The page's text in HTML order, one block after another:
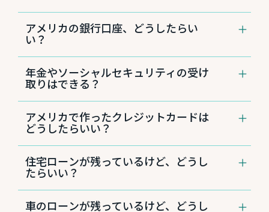
アメリカの銀行口座、どうしたらい
い？
す。
アメリカの銀行口座を維持することは、日本の
銀行にはない多くのメリットがあります。ただ
し、居住国とは異なる法制度が適用されること
さまご自身が責任をもって対応する必要がある
ことも事実です。詳しくはこちらをご覧くださ
年金やソーシャルセキュリティの受け
取りはできる？
受け取り、またアメリカのソーシャルセキュリ
ティを受け取ることが可能です。
アメリカで作ったクレジットカードは
どうしたらいい？
カードをそのまま利用できるかについては、各
種クレジットカードによって異なります。ご利
用のクレジットカード会社にお問合せくださ
住宅ローンが残っているけど、どうし
たらいい？
車のローンが残っているけど、どうし